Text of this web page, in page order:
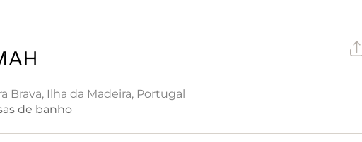
Brava, Ilha da Madeira, Portugal
de banho